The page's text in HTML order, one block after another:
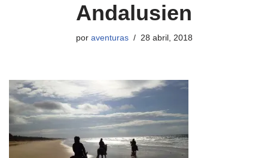
Andalusien
por aventuras 28 abril, 2018